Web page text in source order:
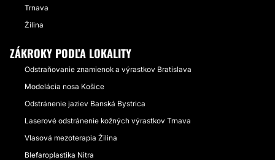
Trnava
Žilina
ZÁKROKY PODĽA LOKALITY
Odstraňovanie znamienok a výrastkov Bratislava
Modelácia nosa Košice
Odstránenie jaziev Banská Bystrica
Laserové odstránenie kožných výrastkov Trnava
Vlasová mezoterapia Žilina
Blefaroplastika Nitra